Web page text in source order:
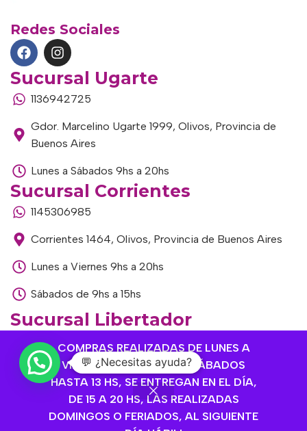
COMPRAS REALIZADAS DE LUNES A
VIERNES HASTA 14 HS Y SÁBADOS
HASTA 13 HS, SE ENTREGAN EN EL DÍA,
DE 15 A 20 HS, LAS REALIZADAS
DOMINGOS O FERIADOS, AL SIGUIENTE
Redes Sociales
Sucursal Ugarte
1136942725
Gdor. Marcelino Ugarte 1999, Olivos, Provincia de
Buenos Aires
Lunes a Sábados 9hs a 20hs
Sucursal Corrientes
1145306985
Corrientes 1464, Olivos, Provincia de Buenos Aires
Lunes a Viernes 9hs a 20hs
Sábados de 9hs a 15hs
Sucursal Libertador
1168893524
Av. del Libertador 1915, Vte. López, Provincia de
Buenos Aires
Lunes a Viernes de 9hs a 13hs / 16hs a 20hs
💬 ¿Necesitas ayuda?